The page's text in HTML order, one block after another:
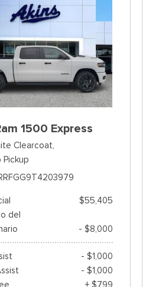
1500 Express
Clearcoat,
Pickup
$55,405
del
- $8,000
- $1,000
- $1,000